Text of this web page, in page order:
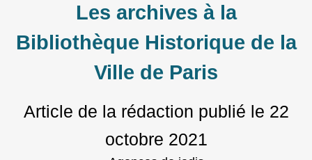
Les archives à la
Bibliothèque Historique de la
Ville de Paris
Article de la rédaction publié le 22
octobre 2021